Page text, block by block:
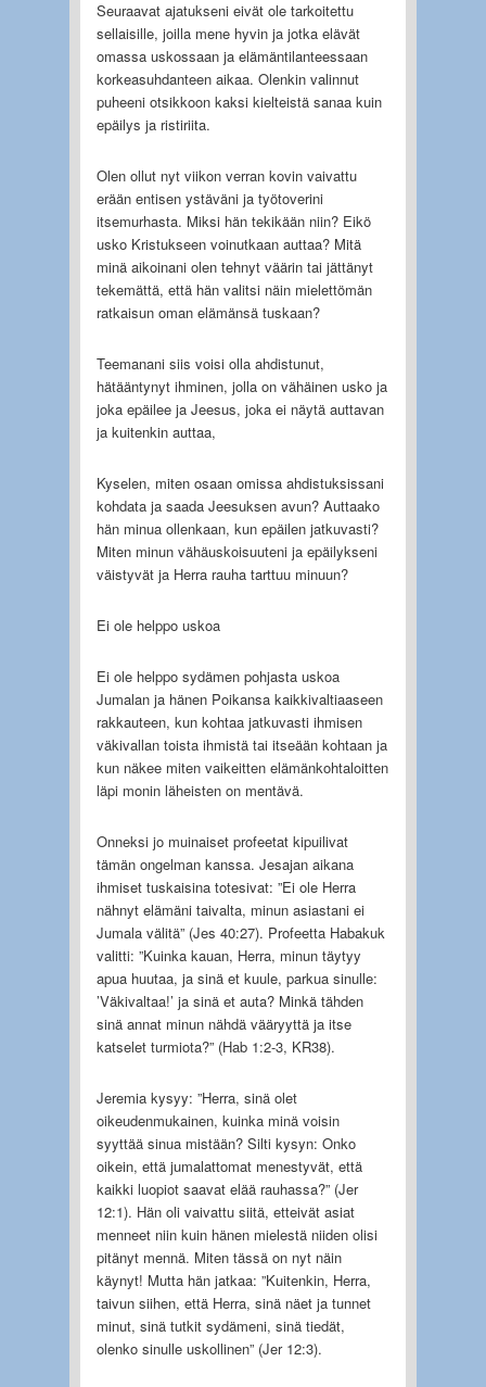
Seuraavat ajatukseni eivät ole tarkoitettu
sellaisille, joilla mene hyvin ja jotka elävät
omassa uskossaan ja elämäntilanteessaan
korkeasuhdanteen aikaa. Olenkin valinnut
puheeni otsikkoon kaksi kielteistä sanaa kuin
epäilys ja ristiriita.
Olen ollut nyt viikon verran kovin vaivattu
erään entisen ystäväni ja työtoverini
itsemurhasta. Miksi hän tekikään niin? Eikö
usko Kristukseen voinutkaan auttaa? Mitä
minä aikoinani olen tehnyt väärin tai jättänyt
tekemättä, että hän valitsi näin mielettömän
ratkaisun oman elämänsä tuskaan?
Teemanani siis voisi olla ahdistunut,
hätääntynyt ihminen, jolla on vähäinen usko ja
joka epäilee ja Jeesus, joka ei näytä auttavan
ja kuitenkin auttaa,
Kyselen, miten osaan omissa ahdistuksissani
kohdata ja saada Jeesuksen avun? Auttaako
hän minua ollenkaan, kun epäilen jatkuvasti?
Miten minun vähäuskoisuuteni ja epäilykseni
väistyvät ja Herra rauha tarttuu minuun?
Ei ole helppo uskoa
Ei ole helppo sydämen pohjasta uskoa
Jumalan ja hänen Poikansa kaikkivaltiaaseen
rakkauteen, kun kohtaa jatkuvasti ihmisen
väkivallan toista ihmistä tai itseään kohtaan ja
kun näkee miten vaikeitten elämänkohtaloitten
läpi monin läheisten on mentävä.
Onneksi jo muinaiset profeetat kipuilivat
tämän ongelman kanssa. Jesajan aikana
ihmiset tuskaisina totesivat: ”Ei ole Herra
nähnyt elämäni taivalta, minun asiastani ei
Jumala välitä” (Jes 40:27). Profeetta Habakuk
valitti: ”Kuinka kauan, Herra, minun täytyy
apua huutaa, ja sinä et kuule, parkua sinulle:
’Väkivaltaa!’ ja sinä et auta? Minkä tähden
sinä annat minun nähdä vääryyttä ja itse
katselet turmiota?” (Hab 1:2-3, KR38).
Jeremia kysyy: ”Herra, sinä olet
oikeudenmukainen, kuinka minä voisin
syyttää sinua mistään? Silti kysyn: Onko
oikein, että jumalattomat menestyvät, että
kaikki luopiot saavat elää rauhassa?” (Jer
12:1). Hän oli vaivattu siitä, etteivät asiat
menneet niin kuin hänen mielestä niiden olisi
pitänyt mennä. Miten tässä on nyt näin
käynyt! Mutta hän jatkaa: ”Kuitenkin, Herra,
taivun siihen, että Herra, sinä näet ja tunnet
minut, sinä tutkit sydämeni, sinä tiedät,
olenko sinulle uskollinen” (Jer 12:3).